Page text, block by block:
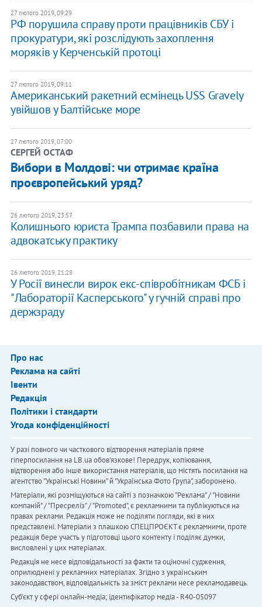
27 лютого 2019, 09:29
РФ порушила справу проти працівників СБУ і
прокуратури, які розслідують захоплення
моряків у Керченській протоці
27 лютого 2019, 09:11
Американський ракетний есмінець USS Gravely
увійшов у Балтійське море
27 лютого 2019, 07:00
​СЕРГЕЙ ОСТАФ
Вибори в Молдові: чи отримає країна
проєвропейський уряд?
26 лютого 2019, 23:57
Колишнього юриста Трампа позбавили права на
адвокатську практику
26 лютого 2019, 21:28
У Росії винесли вирок екс-співробітникам ФСБ і
"Лабораторії Касперського" у гучній справі про
держзраду
Про нас
Реклама на сайті
Івенти
Редакція
Політики і стандарти
Угода конфіденційності
У разі повного чи часткового відтворення матеріалів пряме
гіперпосилання на LB.ua обов'язкове! Передрук, копіювання,
відтворення або інше використання матеріалів, що містять посилання на
агентство "Українськi Новини" й "Українська Фото Група", заборонено.
Матеріали, які розміщуються на сайті з позначкою "Реклама" / "Новини
компаній" / "Пресреліз" / "Promoted", є рекламними та публікуються на
правах реклами. Редакція може не поділяти погляди, які в них
представлені. Матеріали з плашкою СПЕЦПРОЄКТ є рекламними, проте
редакція бере участь у підготовці цього контенту і поділяє думки,
висловлені у цих матеріалах.
Редакція не несе відповідальності за факти та оціночні судження,
оприлюднені у рекламних матеріалах. Згідно з українським
законодавством, відповідальність за зміст реклами несе рекламодавець.
Cуб'єкт у сфері онлайн-медіа; ідентифікатор медіа - R40-05097